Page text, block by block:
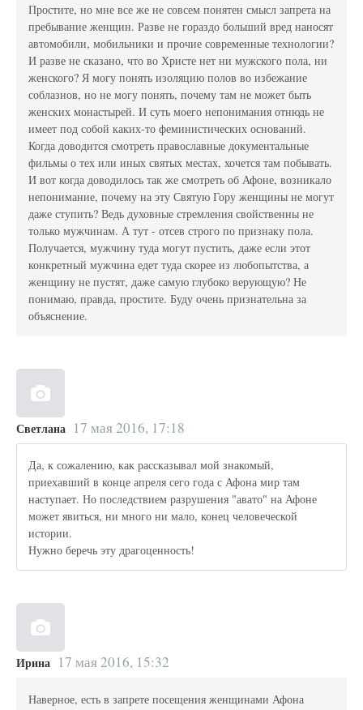
Простите, но мне все же не совсем понятен смысл запрета на
пребывание женщин. Разве не гораздо больший вред наносят
автомобили, мобильники и прочие современные технологии?
И разве не сказано, что во Христе нет ни мужского пола, ни
женского? Я могу понять изоляцию полов во избежание
соблазнов, но не могу понять, почему там не может быть
женских монастырей. И суть моего непонимания отнюдь не
имеет под собой каких-то феминистических оснований.
Когда доводится смотреть православные документальные
фильмы о тех или иных святых местах, хочется там побывать.
И вот когда доводилось так же смотреть об Афоне, возникало
непонимание, почему на эту Святую Гору женщины не могут
даже ступить? Ведь духовные стремления свойственны не
только мужчинам. А тут - отсев строго по признаку пола.
Получается, мужчину туда могут пустить, даже если этот
конкретный мужчина едет туда скорее из любопытства, а
женщину не пустят, даже самую глубоко верующую? Не
понимаю, правда, простите. Буду очень признательна за
объяснение.
Светлана 17 мая 2016, 17:18
Да, к сожалению, как рассказывал мой знакомый,
приехавший в конце апреля сего года с Афона мир там
наступает. Но последствием разрушения "авато" на Афоне
может явиться, ни много ни мало, конец человеческой
истории.
Нужно беречь эту драгоценность!
Ирина 17 мая 2016, 15:32
Наверное, есть в запрете посещения женщинами Афона